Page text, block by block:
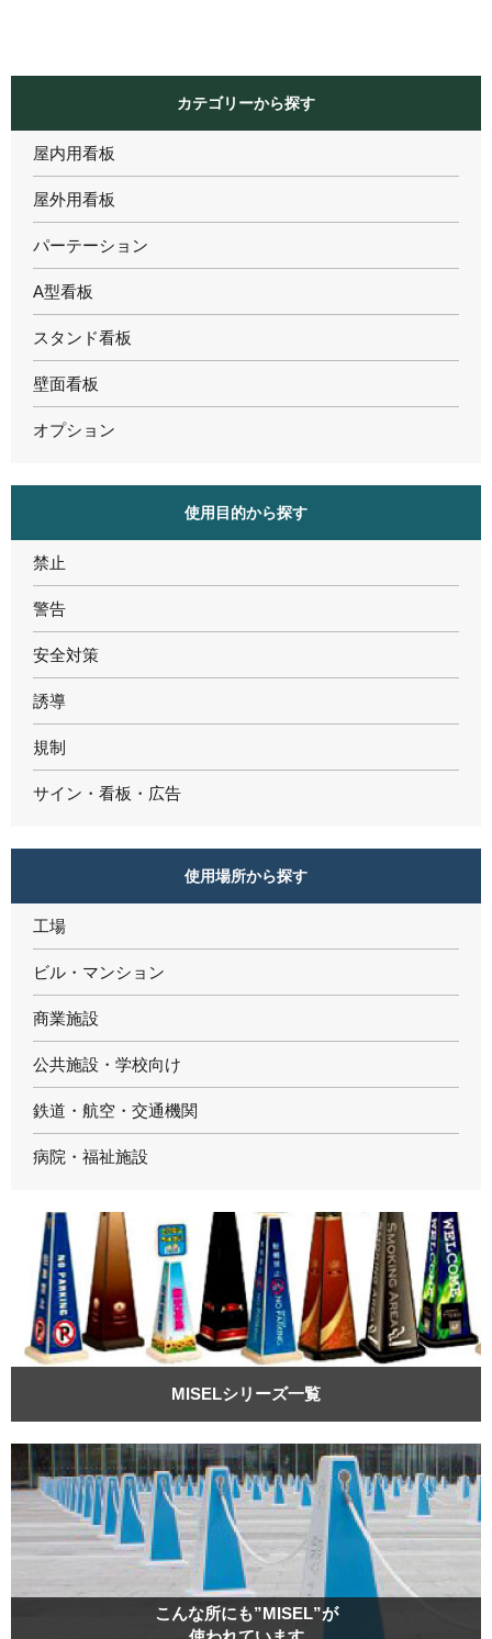
カテゴリーから探す
屋内用看板
屋外用看板
パーテーション
A型看板
スタンド看板
壁面看板
オプション
使用目的から探す
禁止
警告
安全対策
誘導
規制
サイン・看板・広告
使用場所から探す
工場
ビル・マンション
商業施設
公共施設・学校向け
鉄道・航空・交通機関
病院・福祉施設
MISELシリーズ一覧
こんな所にも”MISEL”が